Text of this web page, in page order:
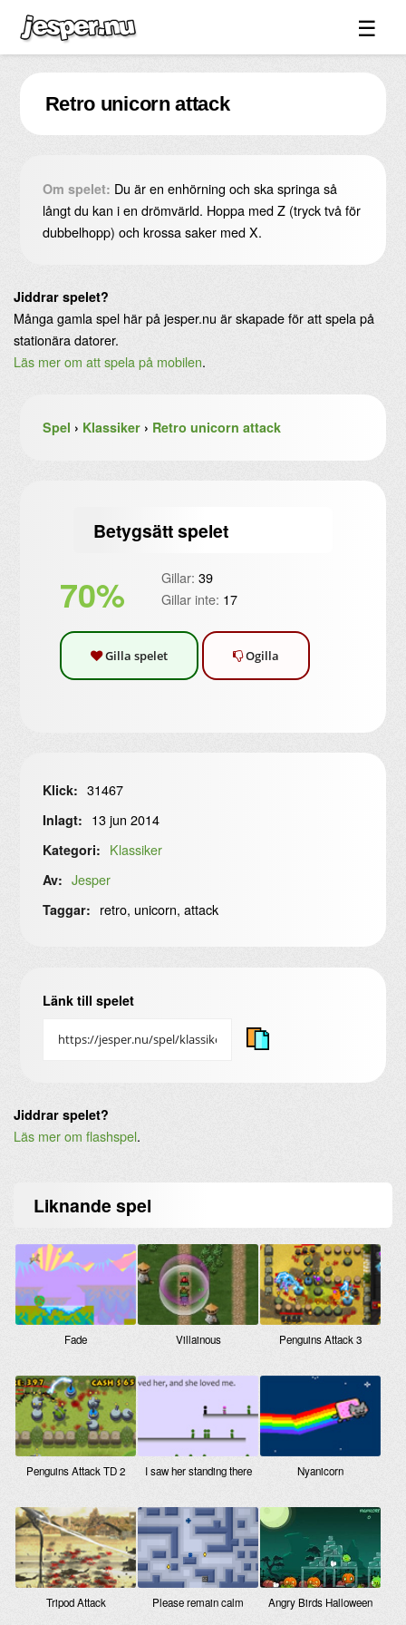
☰
Spel ↓
Bilder ↓
Forum ↓
Videos
Blandat ↓
Retro unicorn attack
Om spelet: Du är en enhörning och ska springa så
långt du kan i en drömvärld. Hoppa med Z (tryck två för
dubbelhopp) och krossa saker med X.
Jiddrar spelet?
Många gamla spel här på jesper.nu är skapade för att spela på
stationära datorer.
Läs mer om att spela på mobilen.
Spel › Klassiker› Retro unicorn attack
Betygsätt spelet
70% Gillar: 39
Gillar inte: 17
Gilla spelet Ogilla
Klick: 31467
Inlagt: 13 jun 2014
Kategori: Klassiker
Av: Jesper
Taggar: retro, unicorn, attack
Länk till spelet
Jiddrar spelet?
Läs mer om flashspel.
Liknandespel
Fade Villainous Penguins Attack 3
Penguins Attack TD 2 I saw her standing there Nyanicorn
Tripod Attack Please remain calm Angry Birds Halloween